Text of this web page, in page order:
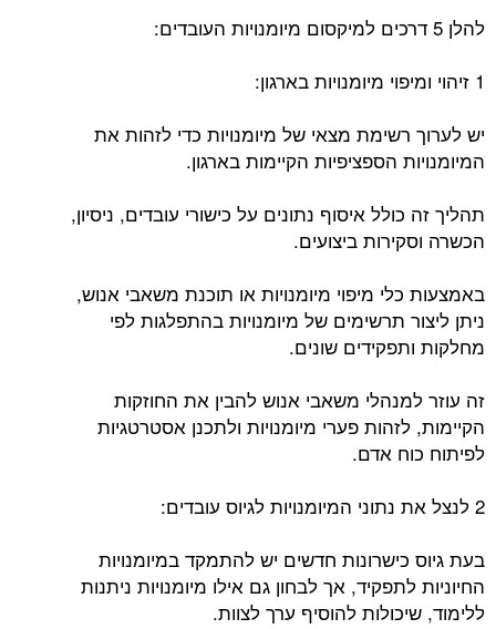
להלן 5 דרכים למיקסום מיומנויות העובדים:
1 זיהוי ומיפוי מיומנויות בארגון:
יש לערוך רשימת מצאי של מיומנויות כדי לזהות את
המיומנויות הספציפיות הקיימות בארגון.
תהליך זה כולל איסוף נתונים על כישורי עובדים, ניסיון,
הכשרה וסקירות ביצועים.
באמצעות כלי מיפוי מיומנויות או תוכנת משאבי אנוש,
ניתן ליצור תרשימים של מיומנויות בהתפלגות לפי
מחלקות ותפקידים שונים.
זה עוזר למנהלי משאבי אנוש להבין את החוזקות
הקיימות, לזהות פערי מיומנויות ולתכנן אסטרטגיות
לפיתוח כוח אדם.
2 לנצל את נתוני המיומנויות לגיוס עובדים:
בעת גיוס כישרונות חדשים יש להתמקד במיומנויות
החיוניות לתפקיד, אך לבחון גם אילו מיומנויות ניתנות
ללימוד, שיכולות להוסיף ערך לצוות.